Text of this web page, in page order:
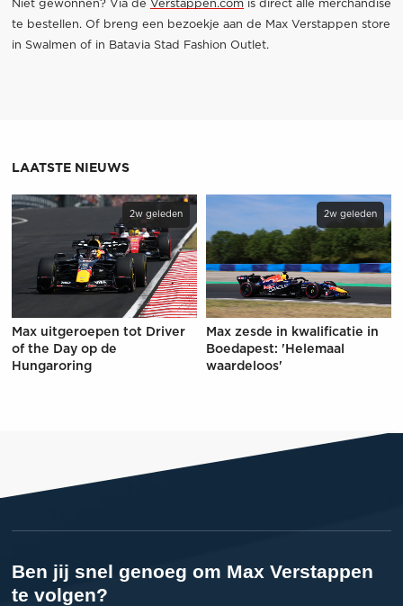
Niet gewonnen? Via de Verstappen.comis direct alle merchandise
te bestellen. Of breng een bezoekje aan de Max Verstappen store
in Swalmen of in Batavia Stad Fashion Outlet.
LAATSTE NIEUWS
2w geleden
Max uitgeroepen tot Driver
of the Day op de
Hungaroring
2w geleden
Max zesde in kwalificatie in
Boedapest: 'Helemaal
waardeloos'
Ben jij snel genoeg om Max Verstappen
te volgen?